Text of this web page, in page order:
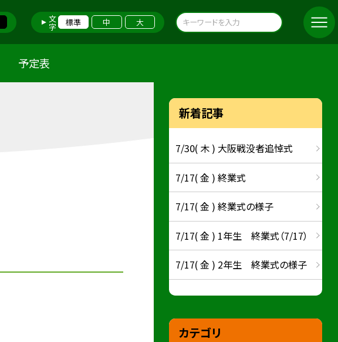
文字 標準 中 大
予定表
新着記事
7/30( 木 ) 大阪戦没者追悼式
7/17( 金 ) 終業式
7/17( 金 ) 終業式の様子
7/17( 金 ) 1年生 終業式（7/17）
7/17( 金 ) 2年生 終業式の様子
カテゴリ